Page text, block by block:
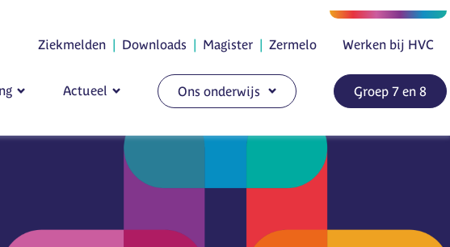
Ziekmelden | Downloads | Magister | Zermelo Werken bij HVC
Actueel Ons onderwijs Groep 7 en 8